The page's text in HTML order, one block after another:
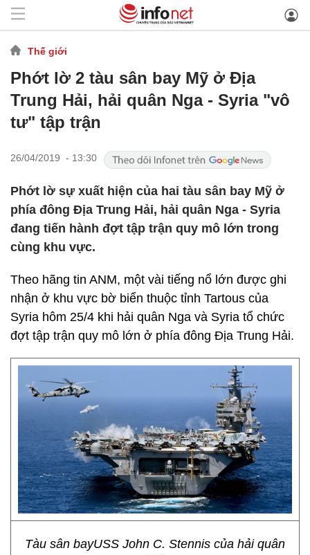
Thế giới
Phớt lờ 2 tàu sân bay Mỹ ở Địa
Trung Hải, hải quân Nga - Syria "vô
tư" tập trận
26/04/2019 - 13:30
Phớt lờ sự xuất hiện của hai tàu sân bay Mỹ ở
phía đông Địa Trung Hải, hải quân Nga - Syria
đang tiến hành đợt tập trận quy mô lớn trong
cùng khu vực.
Theo hãng tin ANM, một vài tiếng nổ lớn được ghi
nhận ở khu vực bờ biển thuộc tỉnh Tartous của
Syria hôm 25/4 khi hải quân Nga và Syria tổ chức
đợt tập trận quy mô lớn ở phía đông Địa Trung Hải.
Tàu sân bayUSS John C. Stennis của hải quân